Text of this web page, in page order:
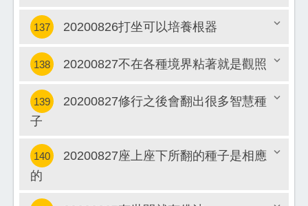
關閉
137 20200826打坐可以培養根器
關閉
138 20200827不在各種境界粘著就是觀照
139
20200827修行之後會翻出很多智慧種
子
140
20200827座上座下所翻的種子是相應
的